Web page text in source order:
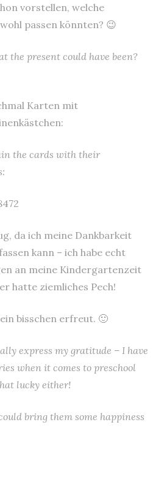
vorstellen, welche
passen könnten? 😉
the present could have been?
Karten mit
the cards with their
da ich meine Dankbarkeit
kann – ich habe echt
an meine Kindergartenzeit
hatte ziemliches Pech!
bisschen erfreut. 🙂
express my gratitude – I have
when it comes to preschool
lucky either!
bring them some happiness